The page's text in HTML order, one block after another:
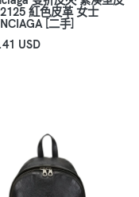
紅色皮革 女士
[二手]
USD